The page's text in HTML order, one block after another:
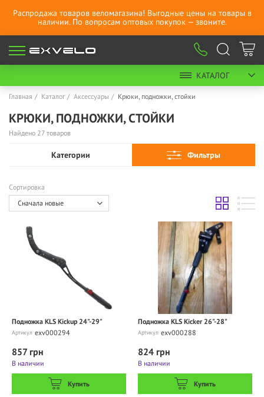
Распродажа товаров веломагазина! Выгодные цены на товары в
наличии. По вопросам оптовых покупок — звоните.
КАТАЛОГ
Главная Каталог Аксессуары Крюки, подножки, стойки
КРЮКИ, ПОДНОЖКИ, СТОЙКИ
Найдено 27 товаров
Категории Фильтры
Сортировка
Сначала новые
Подножка KLS Kickup 24"-29"
Артикул exv000294
857 грн
В наличии
Купить
Подножка KLS Kicker 26"-28"
Артикул exv000288
824 грн
В наличии
Купить